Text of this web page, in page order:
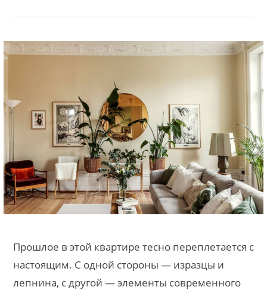
Прошлое в этой квартире тесно переплетается с
настоящим. С одной стороны — изразцы и
лепнина, с другой — элементы современного